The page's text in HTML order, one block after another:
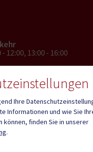
12:00, 13:00 - 16:00
Ihre
Informationen und wie Sie
finden Sie in unserer
.